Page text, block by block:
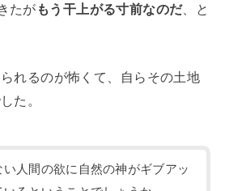
たが もう干上がる寸前なのだ、と
れるのが怖くて、自らその土地
た。
い人間の欲に自然の神がギブアッ